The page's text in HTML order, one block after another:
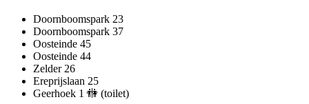
Doornboomspark 23
Doornboomspark 37
Oosteinde 45
Oosteinde 44
Zelder 26
Ereprijslaan 25
Geerhoek 1 🚻 (toilet)